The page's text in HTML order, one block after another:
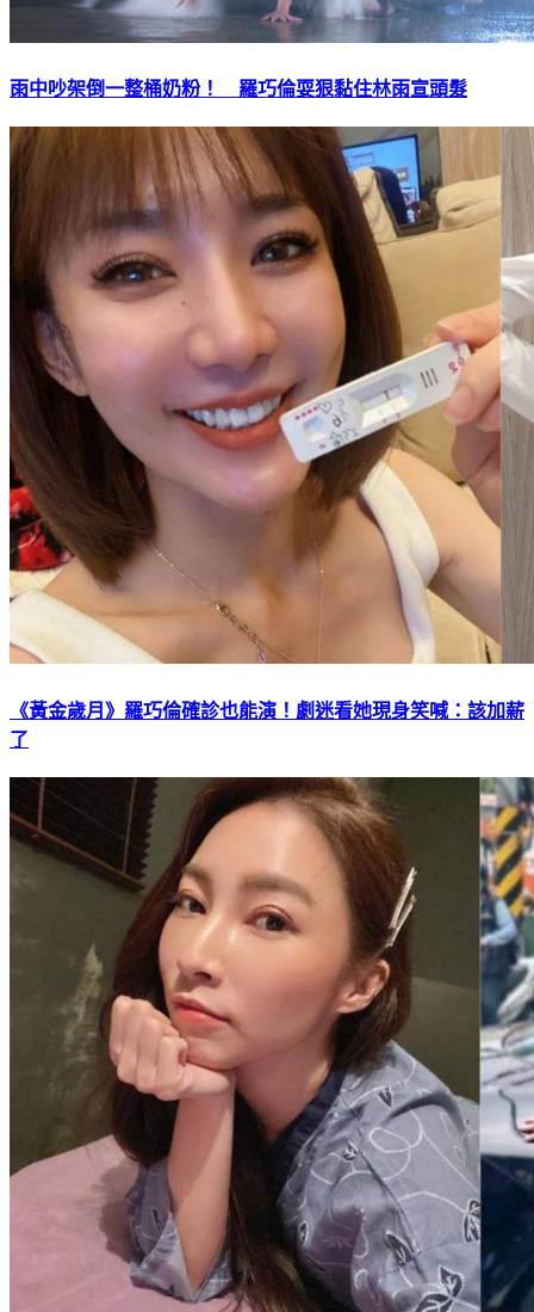
雨中吵架倒一整桶奶粉！ 羅巧倫耍狠黏住林雨宣頭髮
《黃金歲月》羅巧倫確診也能演！劇迷看她現身笑喊：該加薪
了